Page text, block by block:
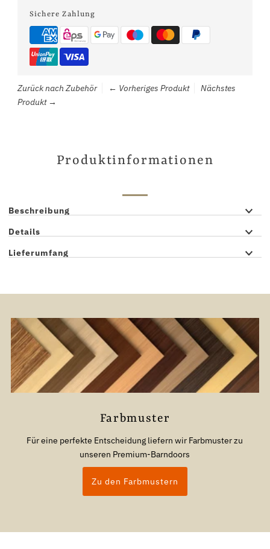
Sichere Zahlung
Zurück nach Zubehör ← Vorheriges Produkt
Nächstes
Produkt →
Produktinformationen
Beschreibung
Details
Lieferumfang
Farbmuster
Für eine perfekte Entscheidung liefern wir Farbmuster zu
unseren Premium-Barndoors
Zu den Farbmustern